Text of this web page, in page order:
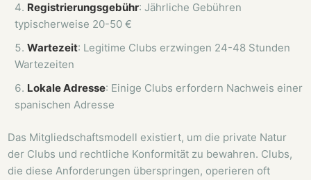
Registrierungsgebühr: Jährliche Gebühren
typischerweise 20-50 €
Wartezeit: Legitime Clubs erzwingen 24-48 Stunden
Wartezeiten
Lokale Adresse: Einige Clubs erfordern Nachweis einer
spanischen Adresse
Das Mitgliedschaftsmodell existiert, um die private Natur
der Clubs und rechtliche Konformität zu bewahren. Clubs,
die diese Anforderungen überspringen, operieren oft